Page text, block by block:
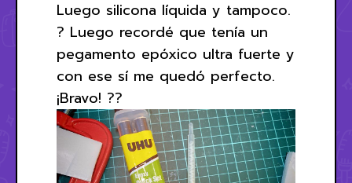
Luego silicona líquida y tampoco.
? Luego recordé que tenía un
pegamento epóxico ultra fuerte y
con ese sí me quedó perfecto.
¡Bravo! ??